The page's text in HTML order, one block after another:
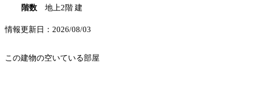
階数 地上2階 建
情報更新日：2026/08/03
この建物の空いている部屋